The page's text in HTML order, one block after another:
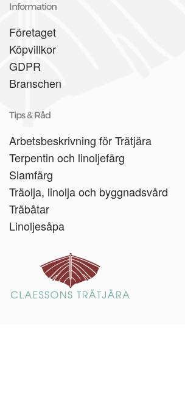
Information
Företaget
Köpvillkor
GDPR
Branschen
Tips & Råd
Arbetsbeskrivning för Trätjära
Terpentin och linoljefärg
Slamfärg
Träolja, linolja och byggnadsvård
Träbåtar
Linoljesåpa